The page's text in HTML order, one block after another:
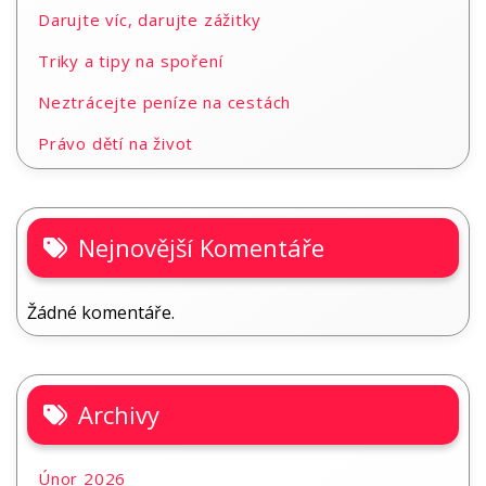
Darujte víc, darujte zážitky
Triky a tipy na spoření
Neztrácejte peníze na cestách
Právo dětí na život
Nejnovější Komentáře
Žádné komentáře.
Archivy
Únor 2026